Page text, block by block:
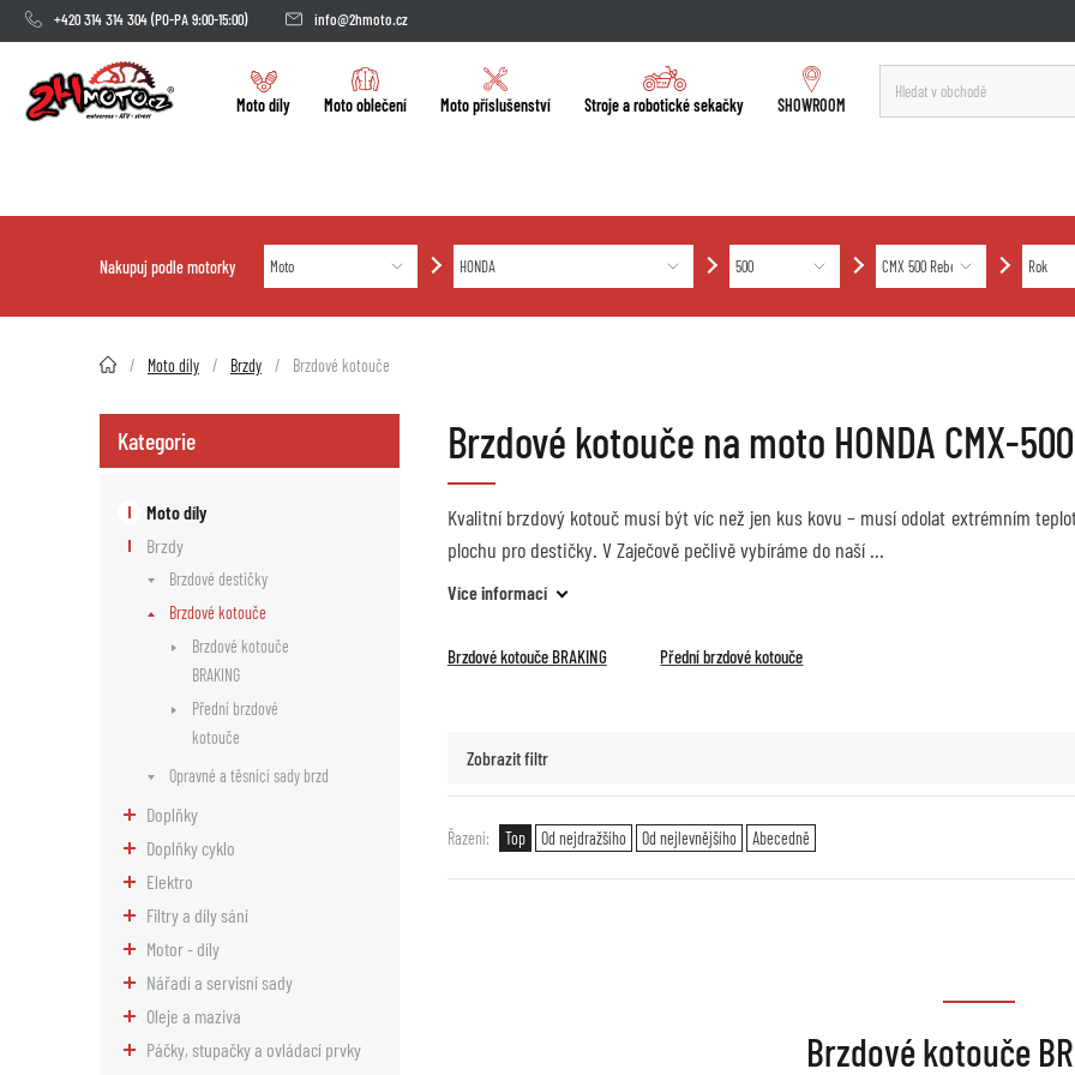
+420 314 314 304(PO-PA 9:00-15:00) info@2hmoto.cz
Moto díly Moto oblečení Moto příslušenství Stroje a robotické sekačky SHOWROOM
Nakupuj podle motorky
2HMOTO.cz Moto díly Brzdy Brzdové kotouče
Kategorie
Moto díly
Brzdy
Brzdové destičky
Brzdové kotouče
Brzdové kotouče
BRAKING
Přední brzdové
kotouče
Opravné a těsnící sady brzd
Doplňky
Doplňky cyklo
Elektro
Filtry a díly sání
Motor - díly
Nářadí a servisní sady
Oleje a maziva
Páčky, stupačky a ovládací prvky
Brzdové kotouče na moto HONDA CMX-
Kvalitní brzdový kotouč musí být víc než jen kus kovu – musí odolat extrémním
plochu pro destičky. V Zaječově pečlivě vybíráme do naší
Více informací
Brzdové kotouče BRAKING Přední brzdové kotouče
Zobrazit filtr
Řazení Top Od nejdražšího Od nejlevnějšího Abecedně
Brzdové kotouče